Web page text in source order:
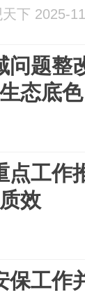
天下 2025-
题整
态底
点工作
效
保工